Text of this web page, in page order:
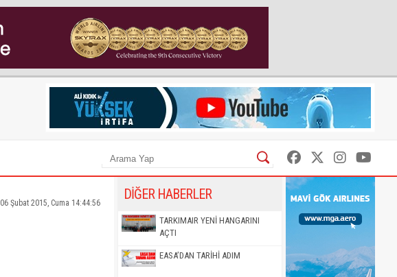
06 Şubat 2015, Cuma 14:44:56
DİĞER HABERLER
TARKIMAIR YENİ HANGARINI
AÇTI
EASA’DAN TARİHİ ADIM